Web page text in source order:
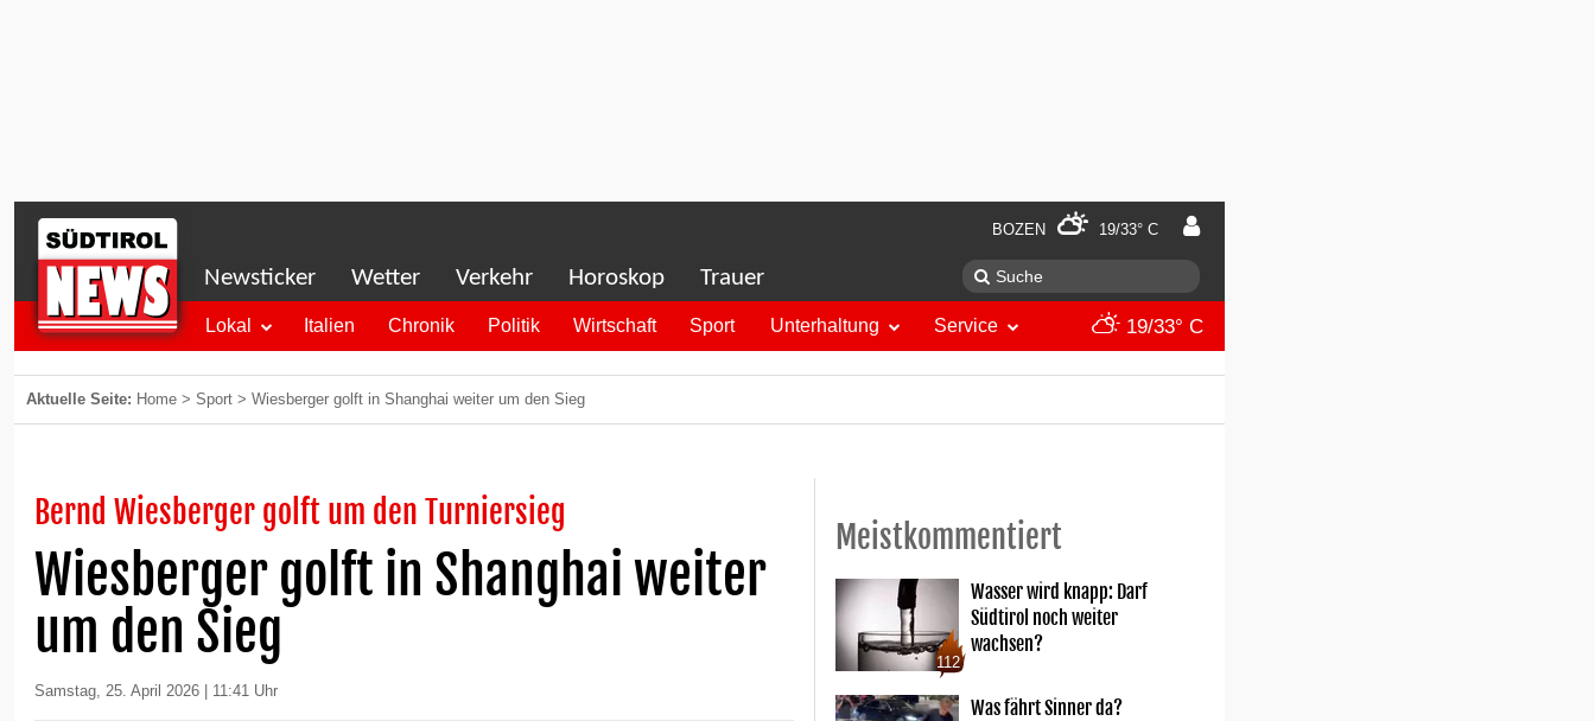
BOZEN 19/33° C
Newsticker Wetter Verkehr Horoskop Trauer
Lokal Italien Chronik Politik Wirtschaft Sport Unterhaltung Service 19/33° C
Aktuelle Seite: Home > Sport > Wiesberger golft in Shanghai weiter um den Sieg
Bernd Wiesberger golft um den Turniersieg
Wiesberger golft in Shanghai weiter
um den Sieg
Samstag, 25. April 2026 | 11:41 Uhr
Meistkommentiert
112
Wasser wird knapp: Darf
Südtirol noch weiter
wachsen?
Was fährt Sinner da?